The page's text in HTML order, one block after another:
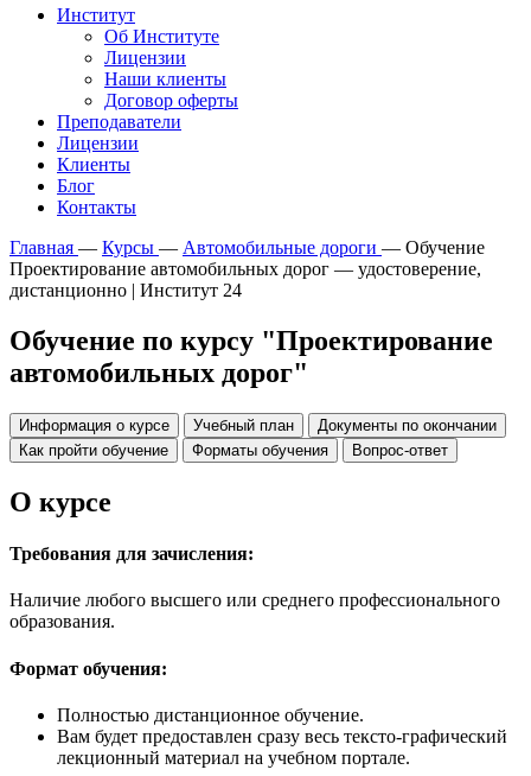
Институт
Об Институте
Лицензии
Наши клиенты
Договор оферты
Преподаватели
Лицензии
Клиенты
Блог
Контакты
Главная — Курсы — Автомобильные дороги — Обучение
Проектирование автомобильных дорог — удостоверение,
дистанционно | Институт 24
Обучение по курсу "Проектирование
автомобильных дорог"
Информация о курсе Учебный план
Документы по окончании
Как пройти обучение
Форматы обучения Вопрос-ответ
О курсе
Требования для зачисления:
Наличие любого высшего или среднего профессионального
образования.
Формат обучения:
Полностью дистанционное обучение.
Вам будет предоставлен сразу весь тексто-графический
лекционный материал на учебном портале.